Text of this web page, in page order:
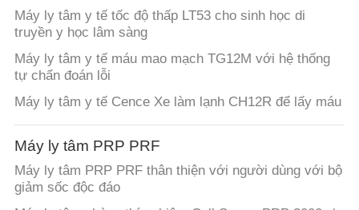
KIỂM
SOÁT
CHẤT
LƯỢNG
LIÊN
HỆ
Máy ly tâm y tế tốc độ thấp LT53 cho sinh học di
truyền y học lâm sàng
Máy ly tâm y tế máu mao mạch TG12M với hệ thống
tự chẩn đoán lỗi
Máy ly tâm y tế Cence Xe làm lạnh CH12R để lấy máu
Máy ly tâm PRP PRF
Máy ly tâm PRP PRF thân thiện với người dùng với bộ
giảm sốc độc đáo